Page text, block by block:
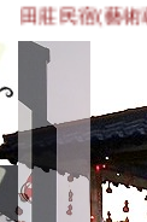
田莊民宿(藝術